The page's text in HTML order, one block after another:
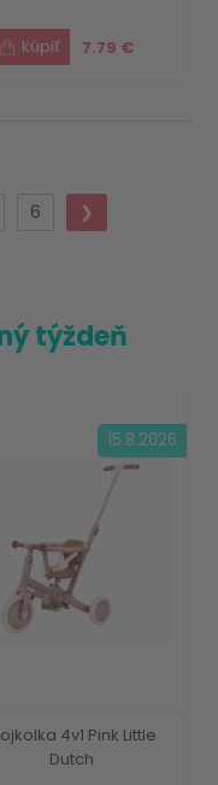
7.79 €
6 ❯
týždeň
4v1 Pink Little
Dutch
15.8.2026